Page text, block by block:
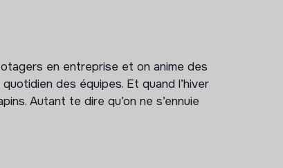
en entreprise et on anime des
des équipes. Et quand l’hiver
Autant te dire qu’on ne s’ennuie